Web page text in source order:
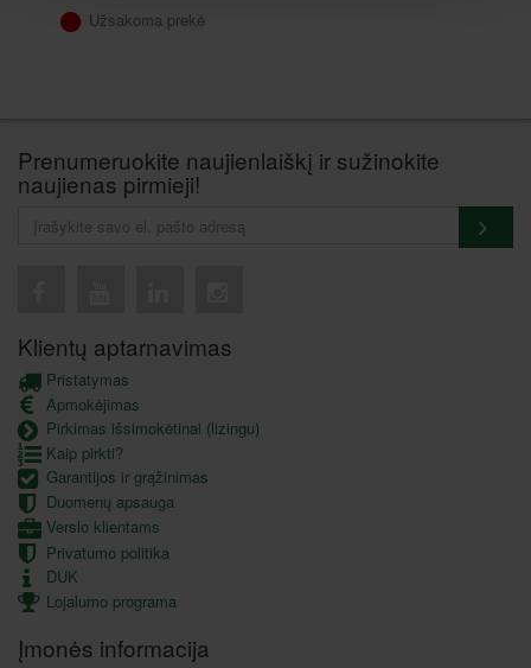
Užsakoma prekė
Prenumeruokite naujienlaiškį ir sužinokite
naujienas pirmieji!
Klientų aptarnavimas
Pristatymas
Apmokėjimas
Pirkimas išsimokėtinai (lizingu)
Kaip pirkti?
Garantijos ir grąžinimas
Duomenų apsauga
Verslo klientams
Privatumo politika
DUK
Lojalumo programa
Įmonės informacija